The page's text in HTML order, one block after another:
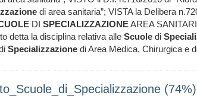
di area sanitaria”; VISTA la Delibera
DI SPECIALIZZAZIONEAREA
detta la disciplina relativa alle Scuole di
Specializzazione di Area Medica, Chirurgica e
(74%)